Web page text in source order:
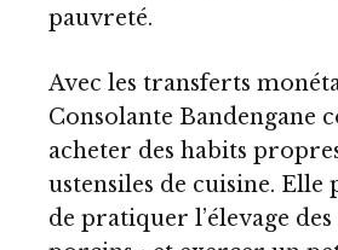
pauvreté.
Avec les transferts
Consolante Bandengane
acheter des habits
ustensiles de cuisine. Elle
de pratiquer l’élevage